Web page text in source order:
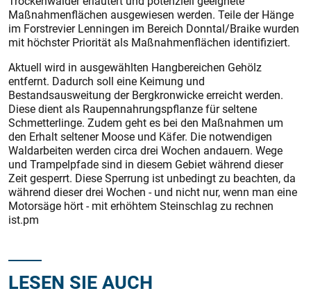
Maßnahmen­flächen ausgewiesen werden. Teile der Hänge
im Forstrevier Lenningen im Bereich Donntal/Braike wurden
mit höchster Priorität als Maßnahmenflächen identifiziert.
Aktuell wird in ausgewählten Hangbereichen Gehölz
entfernt. Dadurch soll eine Keimung und
Bestandsausweitung der Bergkronwicke erreicht werden.
Diese dient als Raupennahrungspflanze für seltene
Schmetterlinge. Zudem geht es bei den Maßnahmen um
den Erhalt seltener Moose und Käfer. Die notwendigen
Waldarbeiten werden circa drei Wochen andauern. Wege
und Trampelpfade sind in diesem Gebiet während dieser
Zeit gesperrt. Diese Sperrung ist unbedingt zu beachten, da
während dieser drei Wochen - und nicht nur, wenn man eine
Motorsäge hört - mit erhöhtem Steinschlag zu rechnen
ist.pm
LESEN SIE AUCH